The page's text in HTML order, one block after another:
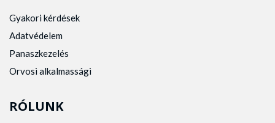
Gyakori kérdések
Adatvédelem
Panaszkezelés
Orvosi alkalmassági
RÓLUNK